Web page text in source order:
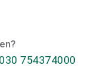
030 754374000